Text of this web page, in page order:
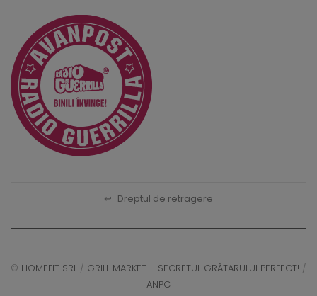
↩ Dreptul de retragere
© HOMEFIT SRL / GRILL MARKET – SECRETUL GRĂTARULUI PERFECT! /
ANPC